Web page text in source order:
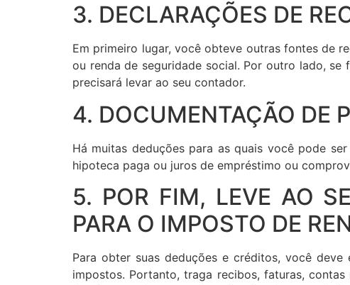
3. DECLARAÇÕES DE
Em primeiro lugar, você obteve outras fontes de
ou renda de seguridade social. Por outro lado,
precisará levar ao seu contador.
4. DOCUMENTAÇÃO DE
Há muitas deduções para as quais você pode
hipoteca paga ou juros de empréstimo ou
5. POR FIM, LEVE AO
PARA O IMPOSTO DE
Para obter suas deduções e créditos, você
impostos. Portanto, traga recibos, faturas,